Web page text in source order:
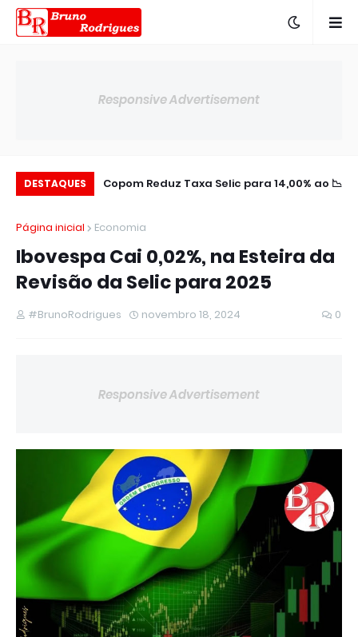
Responsive Advertisement
DESTAQUES
📉 Copom Reduz Taxa Selic para 14,00% ao
🌎 BTG Pactual Amplia Presença na
Negativo no
Página inicial
Economia
Ibovespa Cai 0,02%, na Esteira da
Revisão da Selic para 2025
#BrunoRodrigues novembro 18, 2024 0
Responsive Advertisement